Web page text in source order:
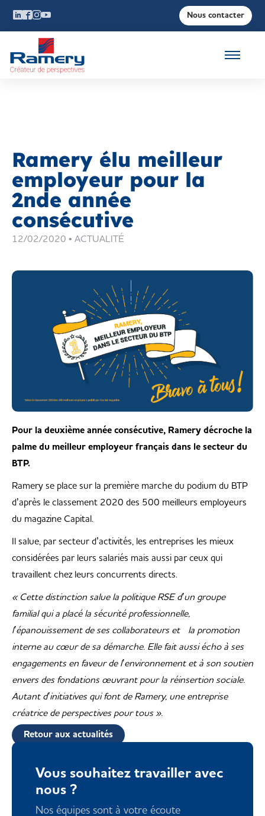
Nous contacter
Ramery élu meilleur
employeur pour la
2nde année
consécutive
12/02/2020 • ACTUALITÉ
Pour la deuxième année consécutive, Ramery décroche la
palme du meilleur employeur français dans le secteur du
BTP.
Ramery se place sur la première marche du podium du BTP
d’après le classement 2020 des 500 meilleurs employeurs
du magazine Capital.
Il salue, par secteur d’activités, les entreprises les mieux
considérées par leurs salariés mais aussi par ceux qui
travaillent chez leurs concurrents directs.
« Cette distinction salue la politique RSE d’un groupe
familial qui a placé la sécurité professionnelle,
l’épanouissement de ses collaborateurs et la promotion
interne au cœur de sa démarche. Elle fait aussi écho à ses
engagements en faveur de l’environnement et à son soutien
envers des fondations œuvrant pour la réinsertion sociale.
Autant d’initiatives qui font de Ramery, une entreprise
créatrice de perspectives pour tous ».
Retour aux actualités
Vous souhaitez travailler avec
nous ?
Nos équipes sont à votre écoute